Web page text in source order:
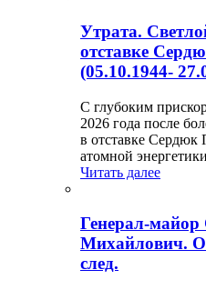
Утрата.
отставке
(05.10.1944-
С глубоким
2026 года после
в отставке Сердюк
атомной
Читать далее
Генерал-
Михайлович.
след.